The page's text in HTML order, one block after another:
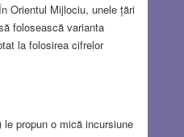
Orientul Mijlociu, unele țări
folosească varianta
la folosirea cifrelor
propun o mică incursiune